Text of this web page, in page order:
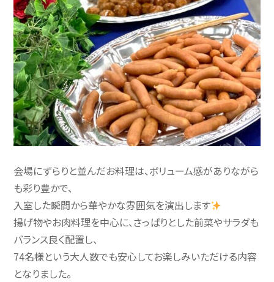
会場にずらりと並んだお料理は、ボリューム感がありながら
も彩り豊かで、
入室した瞬間から華やかな雰囲気を演出します
揚げ物やお肉料理を中心に、さっぱりとした前菜やサラダも
バランス良く配置し、
74名様という大人数でも安心してお楽しみいただける内容
となりました。